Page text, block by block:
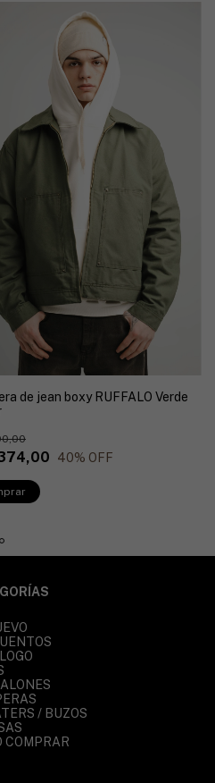
de jean boxy RUFFALO Verde
40% OFF
/ BUZOS
COMPRAR